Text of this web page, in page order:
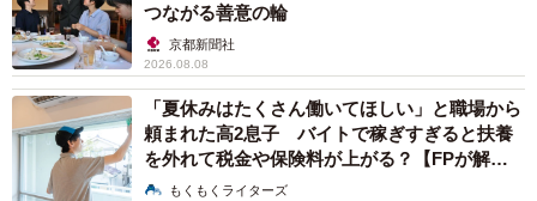
体型維持のためにトレーニングも欠かせない／一条美輝さん
（@miki_ichizyo）提供
一条さんが大切にしているのは、「今ある環境に感謝する
こと」という考え方です。挑戦できる場所があることや、
つながる善意の輪
京都新聞社
2026.08.08
「夏休みはたくさん働いてほしい」と職場から
頼まれた高2息子 バイトで稼ぎすぎると扶養
を外れて税金や保険料が上がる？【FPが解
説】もくもくライターズ